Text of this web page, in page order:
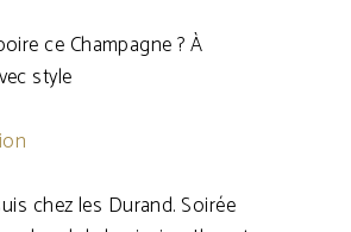
ce Champagne ? À
style
chez les Durand. Soirée